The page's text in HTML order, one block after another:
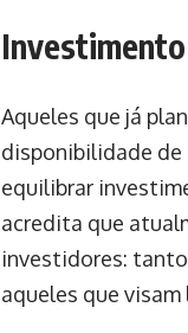
Aqueles que já
disponibilidade de
equilibrar
acredita que
investidores:
aqueles que